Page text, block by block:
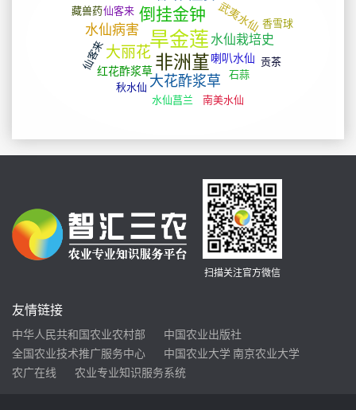
扫描关注官方微信
友情链接
中华人民共和国农业农村部
中国农业出版社
全国农业技术推广服务中心
中国农业大学 南京农业大学
农广在线
农业专业知识服务系统